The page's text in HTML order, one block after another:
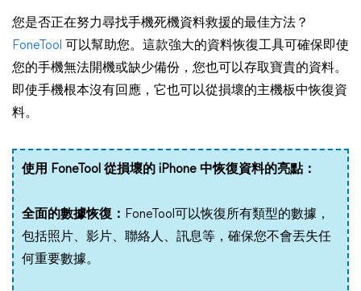
您是否正在努力尋找手機死機資料救援的最佳方法？
FoneTool
可以幫助您。這款強大的資料恢復工具可確保即使
您的手機無法開機或缺少備份，您也可以存取寶貴的資料。
即使手機根本沒有回應，它也可以從損壞的主機板中恢復資
料。
使用 FoneTool 從損壞的 iPhone 中恢復資料的亮點：
全面的數據恢復： FoneTool可以恢復所有類型的數據，
包括照片、影片、聯絡人、訊息等，確保您不會丟失任
何重要數據。